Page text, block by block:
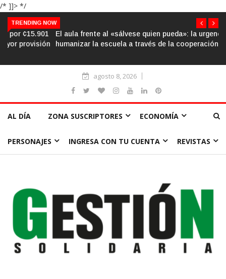
/* ]]> */
TRENDING NOW
El aula frente al «sálvese quien pueda»: la urgencia de
humanizar la escuela a través de la cooperación
agosto 8, 2026
AL DÍA ZONA SUSCRIPTORES ECONOMÍA